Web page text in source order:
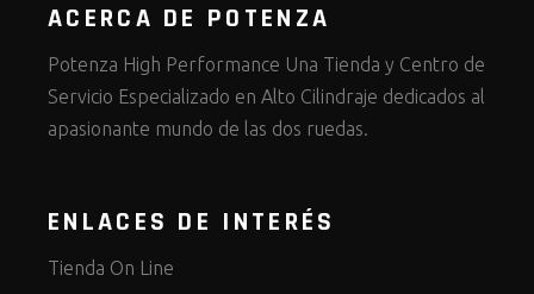
ACERCA DE POTENZA
Potenza High Performance Una Tienda y Centro de
Servicio Especializado en Alto Cilindraje dedicados al
apasionante mundo de las dos ruedas.
ENLACES DE INTERÉS
Tienda On Line